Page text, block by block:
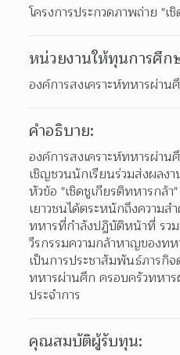
โครงการประกวดภาพถ่าย "เ
หน่วยงานให้ทุนการศึก
องค์การสงเคราะห์ทหารผ่า
คำอธิบาย:
องค์การสงเคราะห์ทหารผ่า
เชิญชวนนักเรียนร่วมส่งผลง
หัวข้อ "เชิดชูเกียรติทหารกล้า
เยาวชนได้ตระหนักถึงความ
ทหารที่กำลังปฏิบัติหน้าที่ รว
วีรกรรมความกล้าหาญของท
เป็นการประชาสัมพันธ์ภารกิจ
ทหารผ่านศึก ครอบครัวทหา
ประจำการ
คุณสมบัติผู้รับทุน: